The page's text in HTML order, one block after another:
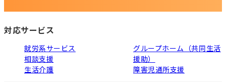
対応サービス
就労系サービス
相談支援
生活介護
グループホーム（共同生活
援助）
障害児通所支援